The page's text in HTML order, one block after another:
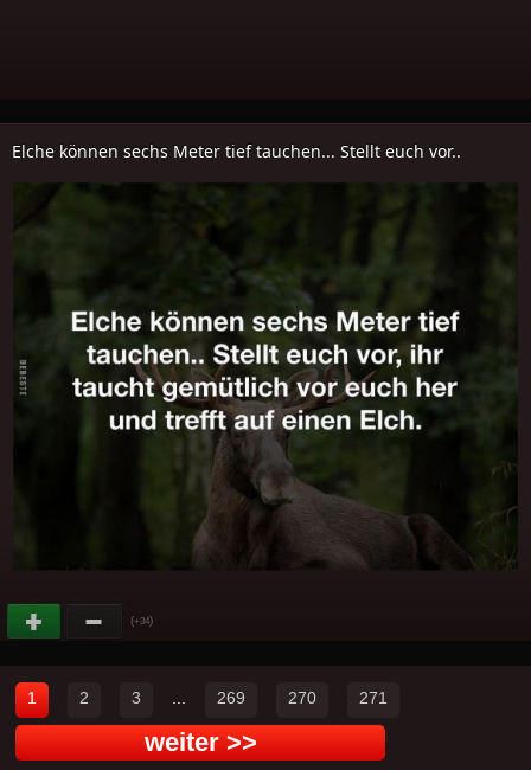
Elche können sechs Meter tief tauchen... Stellt euch vor..
(+34)
1 2 3 269 270 271
weiter >>